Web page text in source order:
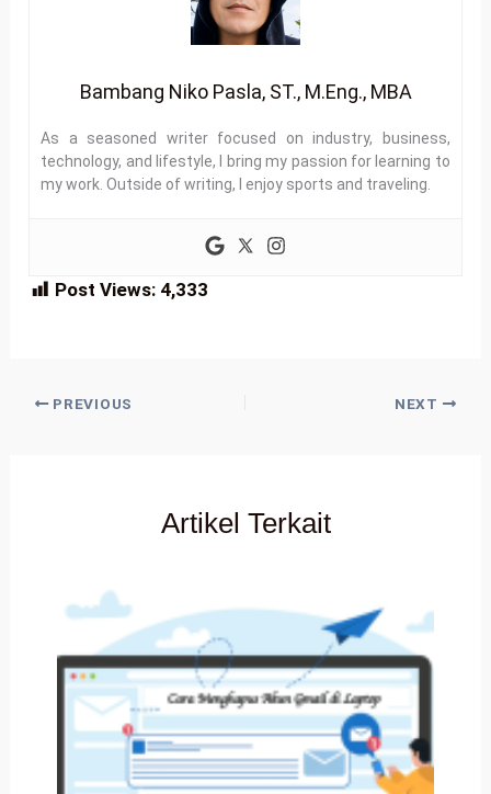
Bambang Niko Pasla, ST., M.Eng., MBA
As a seasoned writer focused on industry, business,
technology, and lifestyle, I bring my passion for learning to
my work. Outside of writing, I enjoy sports and traveling.
Post Views: 4,333
PREVIOUS NEXT
Artikel Terkait